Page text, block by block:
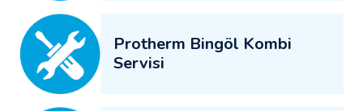
Protherm Bingöl Kombi
Servisi